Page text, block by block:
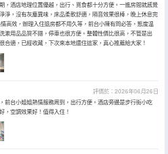
，酒店地理位置優越，出行、覓食都十分方便。一進房間就感覺
淨，沒有灰塵異味，床品柔軟舒適，隔音效果很棒，晚上休息完
高效，辦理入住退房都不用久等，前台小陳有問必答，態度温
漱用品品質不錯，停車也很方便。整體性價比很高，不管是出
合適，已經收藏，下次來本地還住這家，真心推薦給大家！
評價於：2026年06月26日
前台小姐姐熱情服務周到，出行方便。酒店旁邊是步行街小吃
，空調效果好！值得入住！